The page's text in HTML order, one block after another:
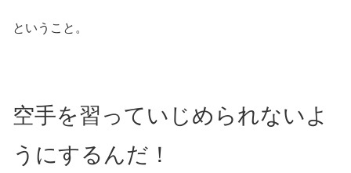
ということ。
空手を習っていじめられないよ
うにするんだ！